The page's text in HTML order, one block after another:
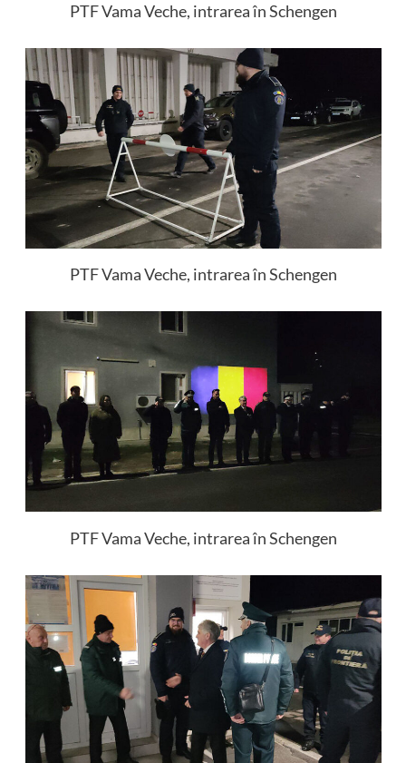
PTF Vama Veche, intrarea în Schengen
PTF Vama Veche, intrarea în Schengen
PTF Vama Veche, intrarea în Schengen